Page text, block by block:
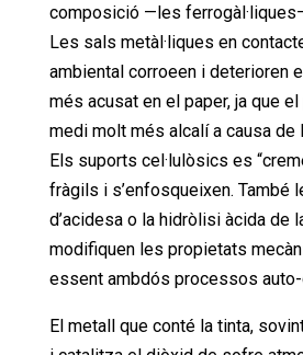
composició —les
Les sals metàl·liques en
ambiental corroeen i deterioren
més acusat en el paper, ja que
medi molt més alcalí a causa de
Els suports cel·lulòsics es
fràgils i s’enfosqueixen. També
d’acidesa o la hidròlisi àcida de
modifiquen les propietats
essent ambdós processos
El metall que conté la tinta,